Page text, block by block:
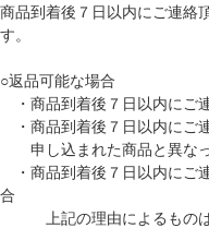
商品到着後７日以内にご連絡
す。
○返品可能な場合
・商品到着後７日以内にご
・商品到着後７日以内にご
申し込まれた商品と異な
・商品到着後７日以内にご
合
上記の理由によるものは